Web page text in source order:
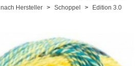
nach Hersteller Schoppel Edition 3.0